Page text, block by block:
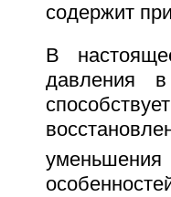
содержит
В
давления в